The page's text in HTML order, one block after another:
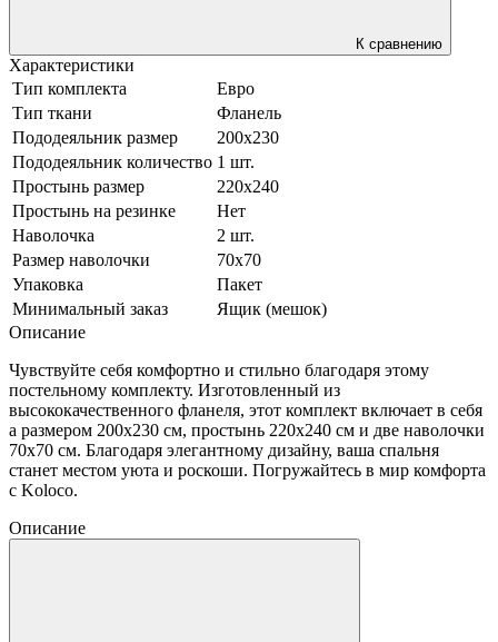
К сравнению
Характеристики
Тип комплекта
Евро
Тип ткани
Фланель
Пододеяльник размер
200х230
Пододеяльник количество 1 шт.
Простынь размер
220х240
Простынь на резинке
Нет
Наволочка
2 шт.
Размер наволочки
70х70
Упаковка
Пакет
Минимальный заказ
Ящик (мешок)
Описание
Чувствуйте себя комфортно и стильно благодаря этому
постельному комплекту. Изготовленный из
высококачественного фланеля, этот комплект включает в себя
а размером 200x230 см, простынь 220x240 см и две наволочки
70x70 см. Благодаря элегантному дизайну, ваша спальня
станет местом уюта и роскоши. Погружайтесь в мир комфорта
с Koloco.
Описание